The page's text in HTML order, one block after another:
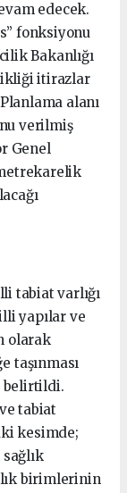
edecek.
fonksiyonu
Bakanlığı
itirazlar
alanı
verilmiş
Genel
tabiat varlığı
yapılar ve
olarak
taşınması
belirtildi.
tabiat
kesimde;
birimlerinin